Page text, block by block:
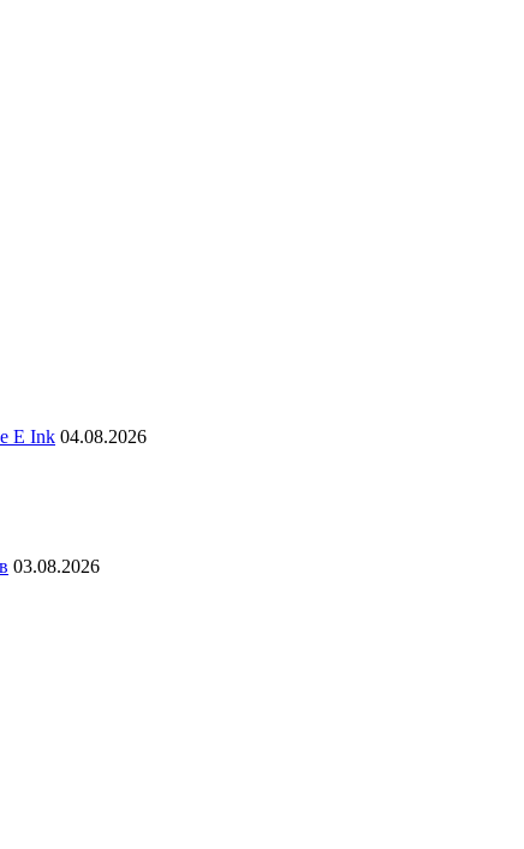
E Ink 04.08.2026
03.08.2026